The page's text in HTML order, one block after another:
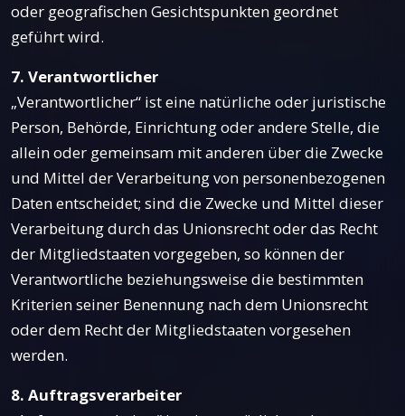
oder geografischen Gesichtspunkten geordnet
geführt wird.
7. Verantwortlicher
„Verantwortlicher“ ist eine natürliche oder juristische
Person, Behörde, Einrichtung oder andere Stelle, die
allein oder gemeinsam mit anderen über die Zwecke
und Mittel der Verarbeitung von personenbezogenen
Daten entscheidet; sind die Zwecke und Mittel dieser
Verarbeitung durch das Unionsrecht oder das Recht
der Mitgliedstaaten vorgegeben, so können der
Verantwortliche beziehungsweise die bestimmten
Kriterien seiner Benennung nach dem Unionsrecht
oder dem Recht der Mitgliedstaaten vorgesehen
werden.
8. Auftragsverarbeiter